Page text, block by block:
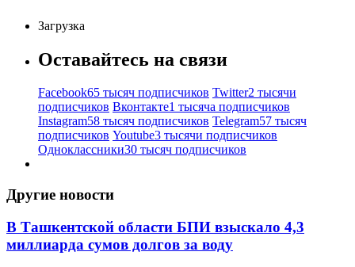
Загрузка
Оставайтесь на связи
Facebook65 тысяч подписчиков Twitter2 тысячи
подписчиков Вконтакте1 тысяча подписчиков
Instagram58 тысяч подписчиков Telegram57 тысяч
подписчиков Youtube3 тысячи подписчиков
Одноклассники30 тысяч подписчиков
Другие новости
В Ташкентской области БПИ взыскало 4,3
миллиарда сумов долгов за воду